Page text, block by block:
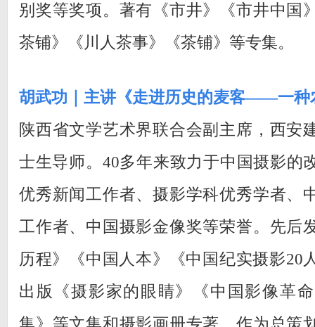
别奖等奖项。著有《市井》《市井中国
茶铺》《川人茶事》《茶铺》等专集。
胡武功｜主讲《走进历史的麦客——一种
陕西省文学艺术界联合会副主席，西安
士生导师。40多年来致力于中国摄影的
优秀新闻工作者、摄影学科优秀学者、
工作者、中国摄影金像奖等荣誉。先后
历程》《中国人本》《中国纪实摄影20
出版《摄影家的眼睛》《中国影像革